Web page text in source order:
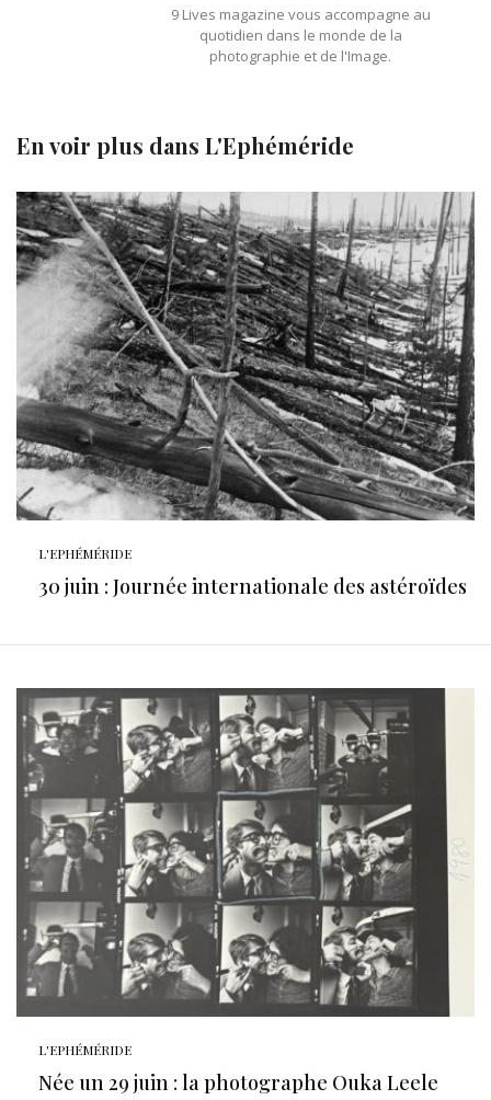
9 Lives magazine vous accompagne au
quotidien dans le monde de la
photographie et de l'Image.
En voir plus dans L'Ephéméride
L'EPHÉMÉRIDE
30 juin : Journée internationale des astéroïdes
L'EPHÉMÉRIDE
Née un 29 juin : la photographe Ouka Leele